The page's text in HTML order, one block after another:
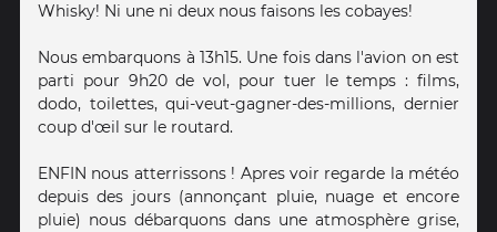
Whisky! Ni une ni deux nous faisons les cobayes!
Nous embarquons à 13h15. Une fois dans l'avion on est
parti pour 9h20 de vol, pour tuer le temps : films,
dodo, toilettes, qui-veut-gagner-des-millions, dernier
coup d'œil sur le routard.
ENFIN nous atterrissons ! Apres voir regarde la météo
depuis des jours (annonçant pluie, nuage et encore
pluie) nous débarquons dans une atmosphère grise,